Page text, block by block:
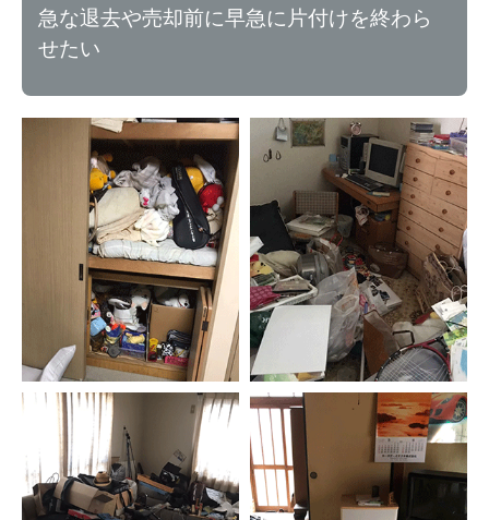
急な退去や売却前に早急に片付けを終わら
せたい